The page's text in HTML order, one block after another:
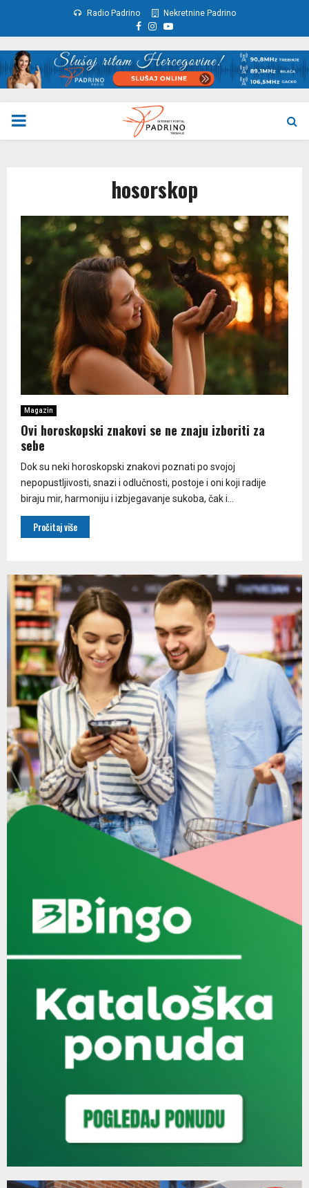
Radio Padrino Nekretnine Padrino
Facebook
Instagram
Youtube
PRIMARY
hosorskop
Magazin
Ovi horoskopski znakovi se ne znaju izboriti za
sebe
Dok su neki horoskopski znakovi poznati po svojoj
nepopustljivosti, snazi i odlučnosti, postoje i oni koji radije
biraju mir, harmoniju i izbjegavanje sukoba, čak i...
Pročitaj više